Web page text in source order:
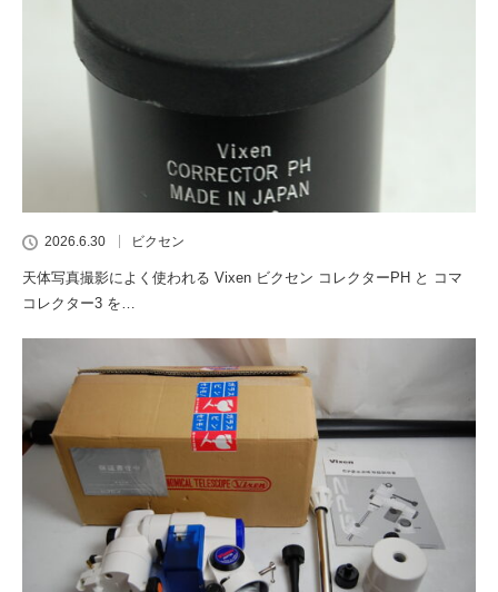
2026.6.30 ビクセン
天体写真撮影によく使われる Vixen ビクセン コレクターPH と コマ
コレクター3 を…